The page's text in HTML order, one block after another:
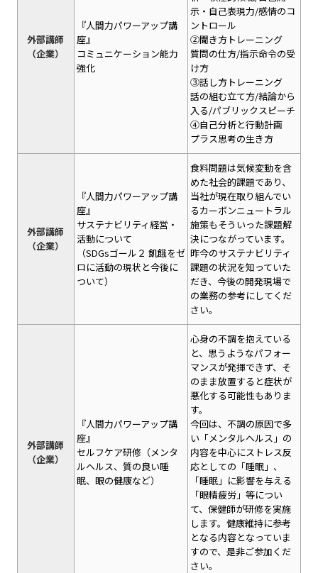
外部講師
（企業）
『人間力パワーアップ講
座』
コミュニケーション能力
強化
示・自己表現力/感情のコ
ントロール
②聞き方トレーニング
質問の仕方/指示命令の受
け方
③話し方トレーニング
話の組む立て方/結論から
入る/パブリックスピーチ
④自己分析と行動計画
プラス思考の生き方
外部講師
（企業）
『人間力パワーアップ講
座』
サステナビリティ経営・
活動について
（SDGsゴール２ 飢餓をゼ
ロに活動の現状と今後に
ついて）
食料問題は気候変動を含
めた社会的課題であり、
当社が現在取り組んでい
るカーボンニュートラル
施策もそういった課題解
決につながっています。
昨今のサステナビリティ
課題の状況を知っていた
だき、今後の開発現場で
の業務の参考にしてくだ
さい。
外部講師
（企業）
『人間力パワーアップ講
座』
セルフケア研修（メンタ
ルヘルス、質の良い睡
眠、眼の健康など）
心身の不調を抱えている
と、思うようなパフォー
マンスが発揮できず、そ
のまま放置すると症状が
悪化する可能性もありま
す。
今回は、不調の原因で多
い「メンタルヘルス」の
内容を中心にストレス反
応としての「睡眠」、
「睡眠」に影響を与える
「眼精疲労」等につい
て、保健師が研修を実施
します。健康維持に参考
となる内容となっていま
すので、是非ご参加くだ
さい。